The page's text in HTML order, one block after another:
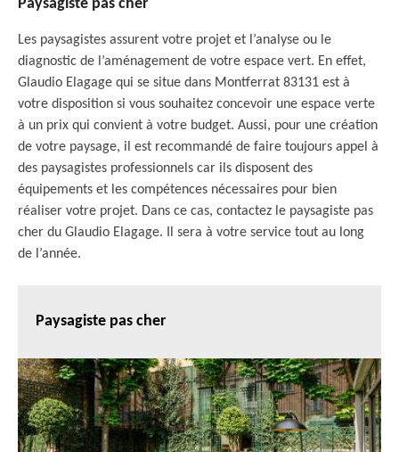
Paysagiste pas cher
Les paysagistes assurent votre projet et l’analyse ou le
diagnostic de l’aménagement de votre espace vert. En effet,
Glaudio Elagage qui se situe dans Montferrat 83131 est à
votre disposition si vous souhaitez concevoir une espace verte
à un prix qui convient à votre budget. Aussi, pour une création
de votre paysage, il est recommandé de faire toujours appel à
des paysagistes professionnels car ils disposent des
équipements et les compétences nécessaires pour bien
réaliser votre projet. Dans ce cas, contactez le paysagiste pas
cher du Glaudio Elagage. Il sera à votre service tout au long
de l’année.
Paysagiste pas cher